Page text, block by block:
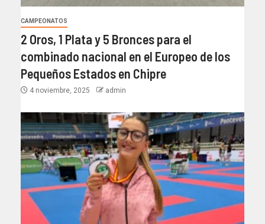
CAMPEONATOS
2 Oros, 1 Plata y 5 Bronces para el
combinado nacional en el Europeo de los
Pequeños Estados en Chipre
4 noviembre, 2025 admin